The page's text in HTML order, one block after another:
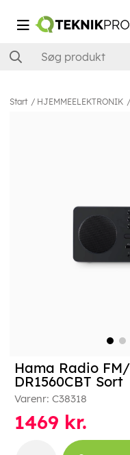
Start HJEMMEELEKTRONIK
Hama Radio
DR1560CBT Sort
Varenr: C38318
1469 kr.